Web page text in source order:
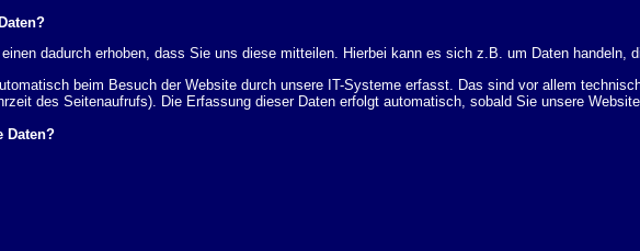
einen dadurch erhoben, dass Sie uns diese mitteilen. Hierbei kann es sich z.B. um Daten handeln,
beim Besuch der Website durch unsere IT-Systeme erfasst. Das sind vor allem
des Seitenaufrufs). Die Erfassung dieser Daten erfolgt automatisch, sobald Sie unsere Website
Daten?